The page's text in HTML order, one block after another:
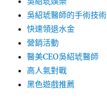
吳紹琥醫師的手術技術
快速領退水金
營銷活動
醫美CEO吳紹琥醫師
高人氣對戰
黑色遊戲推薦